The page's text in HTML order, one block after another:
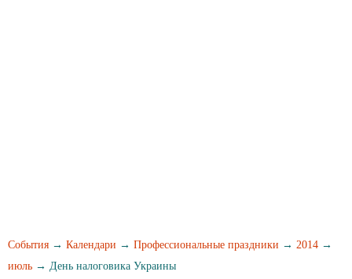
События → Календари → Профессиональные праздники → 2014 →
июль → День налоговика Украины